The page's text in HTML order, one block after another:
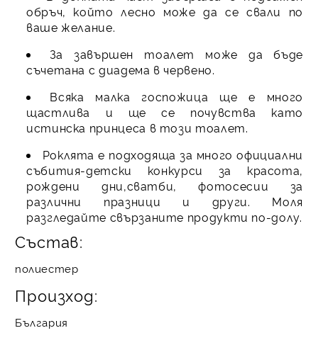
обръч, който лесно може да се свали по
ваше желание.
За завършен тоалет може да бъде
съчетана с диадема в червено.
Всяка малка госпожица ще е много
щастлива и ще се почувства като
истинска принцеса в този тоалет.
Роклята е подходяща за много официални
събития-детски конкурси за красота,
рождени дни,сватби, фотосесии за
различни празници и други. Моля
разгледайте свързаните продукти по-долу.
Състав:
полиестер
Произход:
България